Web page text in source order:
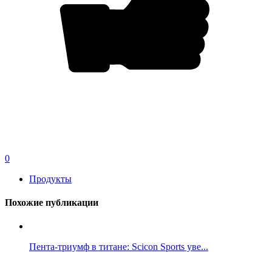
0
Продукты
Похожие публикации
Пента-триумф в титане: Scicon Sports уве...